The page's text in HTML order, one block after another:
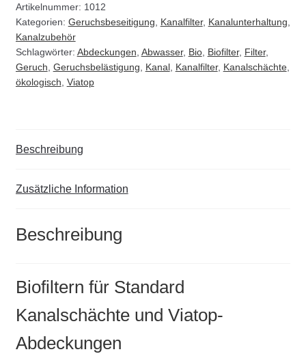
Artikelnummer: 1012
Kategorien: Geruchsbeseitigung Kanalfilter, Kanalunterhaltung
Kanalzubehör
Schlagwörter: Abdeckungen Abwasser, Bio, Biofilter, Filter,
Geruch Geruchsbelästigung Kanal, Kanalfilter, Kanalschächte,
ökologisch Viatop
Beschreibung
Zusätzliche Information
Beschreibung
Biofiltern für Standard
Kanalschächte und Viatop-
Abdeckungen